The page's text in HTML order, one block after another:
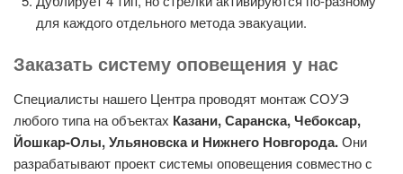
для каждого отдельного метода эвакуации.
Заказать систему оповещения у нас
Специалисты нашего Центра проводят монтаж СОУЭ
любого типа на объектах Казани, Саранска,Чебоксар,
Йошкар-Олы, Ульяновска и Нижнего Новгорода.Они
разрабатывают проект системы оповещения совместно с